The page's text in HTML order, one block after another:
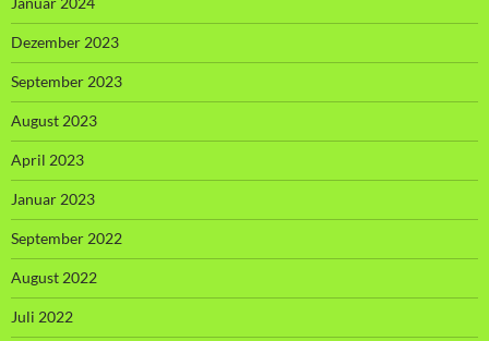
Dezember 2023
September 2023
August 2023
April 2023
Januar 2023
September 2022
August 2022
Juli 2022